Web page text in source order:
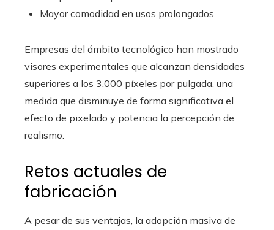
Mayor comodidad en usos prolongados.
Empresas del ámbito tecnológico han mostrado
visores experimentales que alcanzan densidades
superiores a los 3.000 píxeles por pulgada, una
medida que disminuye de forma significativa el
efecto de pixelado y potencia la percepción de
realismo.
Retos actuales de
fabricación
A pesar de sus ventajas, la adopción masiva de